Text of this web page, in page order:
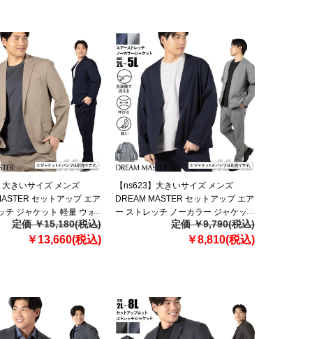
大きいサイズ メンズ
セットアップ エア
チ ジャケット 軽量 ウォ
スマリラ 春夏新作
sj 【fre】
定価 ￥15,180(税込)
￥13,660(税込)
【ns623】大きいサイズ メンズ
DREAM MASTER セットアップ エア
ー ストレッチ ノーカラー ジャケッ
ト 軽量 ウォッシャブル スマリラ 春
夏新作 azs26342-sjn 【fre】
定価 ￥9,790(税込)
￥8,810(税込)